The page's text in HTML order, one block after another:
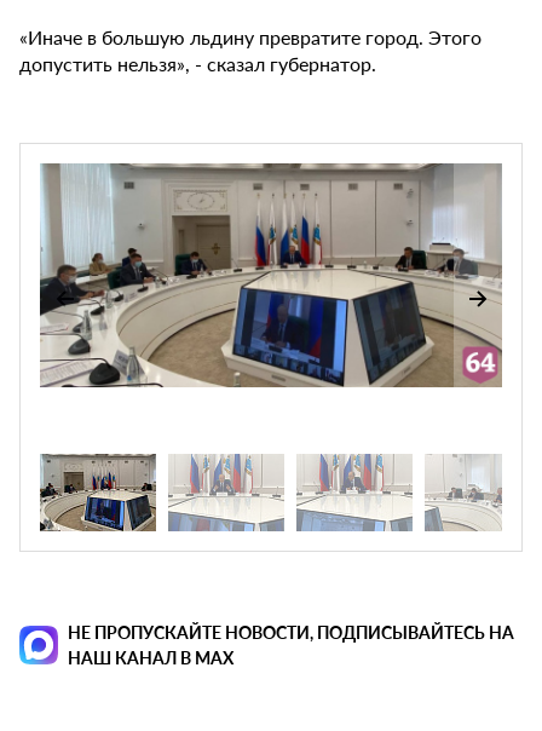
«Иначе в большую льдину превратите город. Этого
допустить нельзя», - сказал губернатор.
НЕ ПРОПУСКАЙТЕ НОВОСТИ, ПОДПИСЫВАЙТЕСЬ НА
НАШ КАНАЛ В MAX